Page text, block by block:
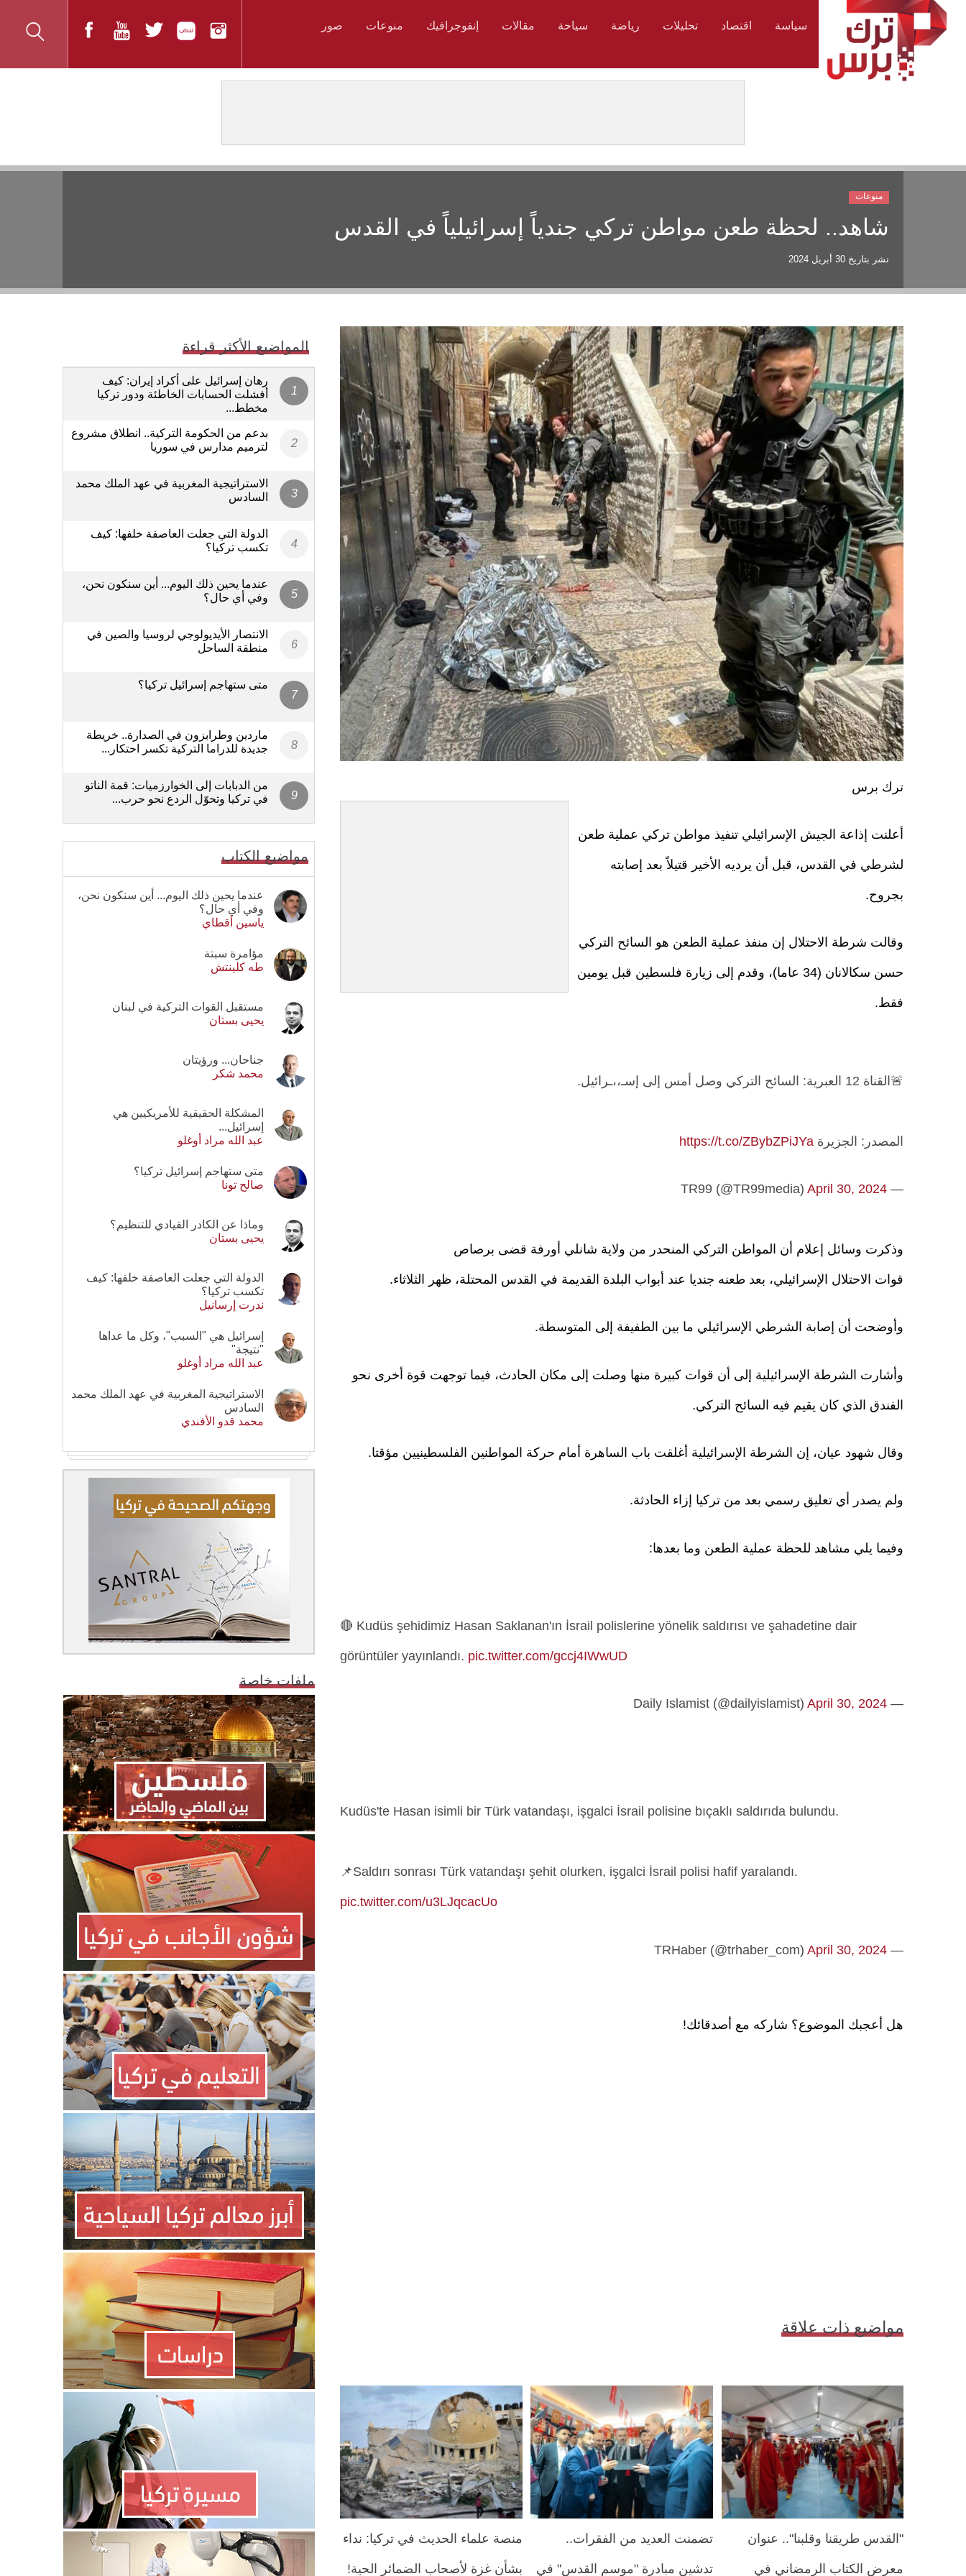
سياسة اقتصاد تحليلات رياضة سياحة مقالات إنفوجرافيك منوعات صور
شاهد.. لحظة طعن مواطن تركي جندياً إسرائيلياً في القدس
نشر بتاريخ 30 أبريل 2024
منوعات
ترك برس
أعلنت إذاعة الجيش الإسرائيلي تنفيذ مواطن تركي عملية طعن
لشرطي في القدس، قبل أن يرديه الأخير قتيلاً بعد إصابته
بجروح.
وقالت شرطة الاحتلال إن منفذ عملية الطعن هو السائح التركي
حسن سكالانان (34 عاما)، وقدم إلى زيارة فلسطين قبل يومين
فقط.
🚨القناة 12 العبرية: السائح التركي وصل أمس إلى إسـ،،ـرائيل.
المصدر: الجزيرة https://t.co/ZBybZPiJYa
— TR99 (@TR99media)
April 30, 2024
وذكرت وسائل إعلام أن المواطن التركي المنحدر من ولاية شانلي أورفة قضى برصاص
قوات الاحتلال الإسرائيلي، بعد طعنه جنديا عند أبواب البلدة القديمة في القدس المحتلة، ظهر الثلاثاء.
وأوضحت أن إصابة الشرطي الإسرائيلي ما بين الطفيفة إلى المتوسطة.
وأشارت الشرطة الإسرائيلية إلى أن قوات كبيرة منها وصلت إلى مكان الحادث، فيما توجهت قوة أخرى نحو
الفندق الذي كان يقيم فيه السائح التركي.
وقال شهود عيان، إن الشرطة الإسرائيلية أغلقت باب الساهرة أمام حركة المواطنين الفلسطينيين مؤقتا.
ولم يصدر أي تعليق رسمي بعد من تركيا إزاء الحادثة.
وفيما يلي مشاهد للحظة عملية الطعن وما بعدها:
🔴 Kudüs şehidimiz Hasan Saklanan'ın İsrail polislerine yönelik saldırısı ve şahadetine dair
görüntüler yayınlandı. pic.twitter.com/gccj4IWwUD
— Daily Islamist (@dailyislamist)
April 30, 2024
Kudüs'te Hasan isimli bir Türk vatandaşı, işgalci İsrail polisine bıçaklı saldırıda bulundu.
📌Saldırı sonrası Türk vatandaşı şehit olurken, işgalci İsrail polisi hafif yaralandı.
pic.twitter.com/u3LJqcacUo
— TRHaber (@trhaber_com)
April 30, 2024
هل أعجبك الموضوع؟ شاركه مع أصدقائك!
مواضيع ذات علاقة
"القدس طريقنا وقلبنا".. عنوان
معرض الكتاب الرمضاني في
تضمنت العديد من الفقرات..
تدشين مبادرة "موسم القدس" في
منصة علماء الحديث في تركيا: نداء
بشأن غزة لأصحاب الضمائر الحية!
المواضيع الأكثر قراءة
رهان إسرائيل على أكراد إيران: كيف
أفشلت الحسابات الخاطئة ودور تركيا
مخطط...
بدعم من الحكومة التركية.. انطلاق مشروع
لترميم مدارس في سوريا
الاستراتيجية المغربية في عهد الملك محمد
السادس
الدولة التي جعلت العاصفة خلفها: كيف
تكسب تركيا؟
عندما يحين ذلك اليوم... أين سنكون نحن،
وفي أي حال؟
الانتصار الأيديولوجي لروسيا والصين في
منطقة الساحل
متى ستهاجم إسرائيل تركيا؟
ماردين وطرابزون في الصدارة.. خريطة
جديدة للدراما التركية تكسر احتكار...
من الدبابات إلى الخوارزميات: قمة الناتو
في تركيا وتحوّل الردع نحو حرب...
مواضيع الكتاب
عندما يحين ذلك اليوم... أين سنكون نحن،
وفي أي حال؟
ياسين أقطاي
مؤامرة سبتة
طه كلينتش
مستقبل القوات التركية في لبنان
يحيى بستان
جناحان... ورؤيتان
محمد شكر
المشكلة الحقيقية للأمريكيين هي
إسرائيل...
عبد الله مراد أوغلو
متى ستهاجم إسرائيل تركيا؟
صالح تونا
وماذا عن الكادر القيادي للتنظيم؟
يحيى بستان
الدولة التي جعلت العاصفة خلفها: كيف
تكسب تركيا؟
ندرت إرسانيل
إسرائيل هي "السبب"، وكل ما عداها
"نتيجة"
عبد الله مراد أوغلو
الاستراتيجية المغربية في عهد الملك محمد
السادس
محمد قدو الأفندي
ملفات خاصة